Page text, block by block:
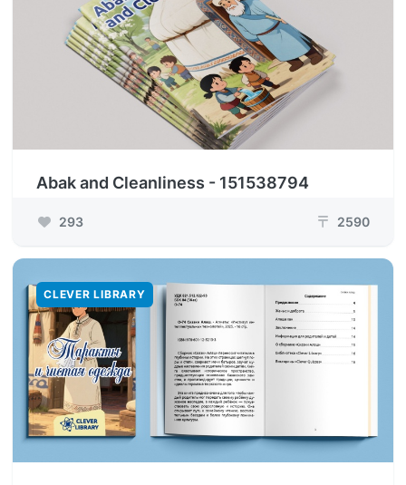
Abak and Cleanliness - 151538794
293 ₸ 2590
CLEVER LIBRARY